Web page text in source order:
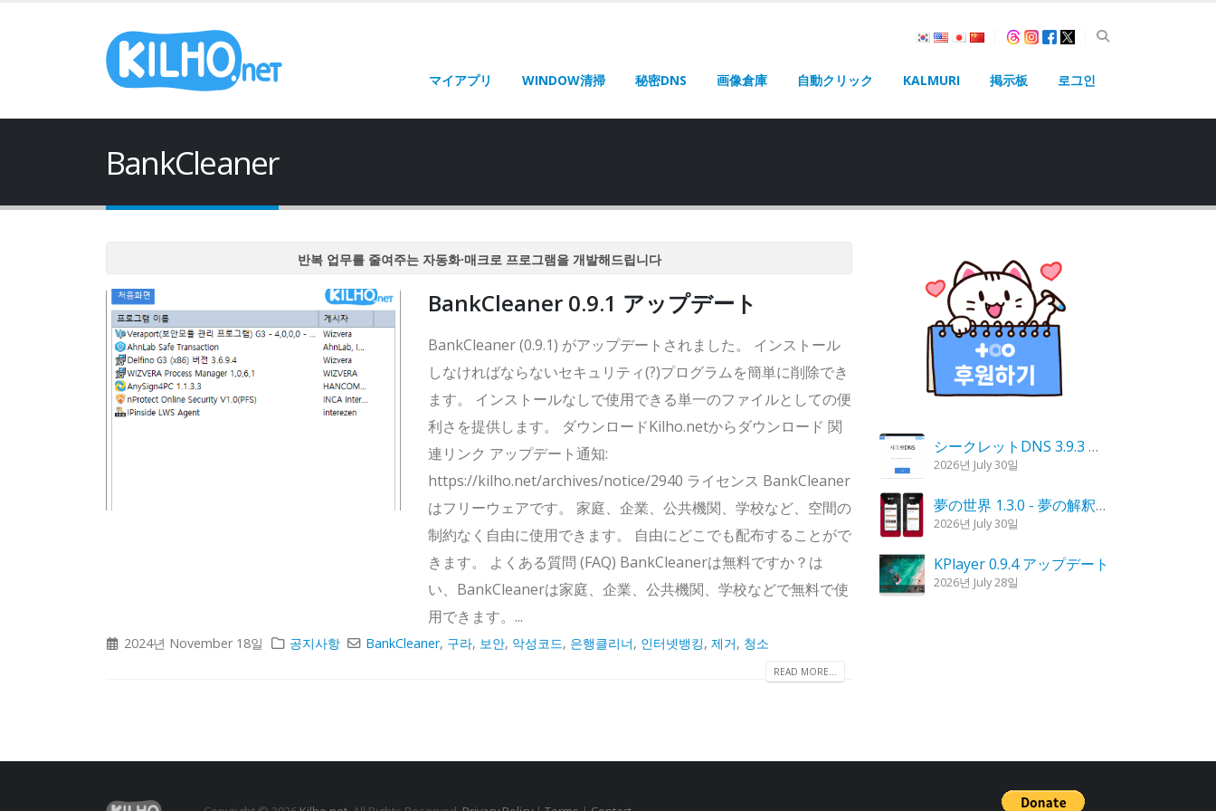
マイアプリ WINDOW清掃 秘密DNS 画像倉庫 自動クリック KALMURI 掲示板 로그인
BankCleaner
반복 업무를 줄여주는 자동화·매크로 프로그램을 개발해드립니다
반복 업무를 줄여주는 자동화·매크로 프로그램을 개발해드립니다
반복 업무를 줄여주는 자동화·매크로 프로그램을 개발해드립니다
반복 업무를 줄여주는 자동화·매크로 프로그램을 개발해드립니다
반복 업무를 줄여주는 자동화·매크로 프로그램을 개발해드립니다
BankCleaner 0.9.1 アップデート
BankCleaner (0.9.1) がアップデートされました。 インストール
しなければならないセキュリティ(?)プログラムを簡単に削除でき
ます。 インストールなしで使用できる単一のファイルとしての便
利さを提供します。 ダウンロードKilho.netからダウンロード 関
連リンク アップデート通知:
https://kilho.net/archives/notice/2940 ライセンス BankCleaner
はフリーウェアです。 家庭、企業、公共機関、学校など、空間の
制約なく自由に使用できます。 自由にどこでも配布することがで
きます。 よくある質問 (FAQ) BankCleanerは無料ですか？は
い、BankCleanerは家庭、企業、公共機関、学校などで無料で使
用できます。...
2024년 November 18일 공지사항 BankCleaner, 구라, 보안, 악성코드, 은행클리너, 인터넷뱅킹,제거, 청소
READ MORE...
シークレットDNS 3.9.3 アップデート
2026년 July 30일
夢の世界 1.3.0 - 夢の解釈、夢の分析
2026년 July 30일
KPlayer 0.9.4 アップデート
2026년 July 28일